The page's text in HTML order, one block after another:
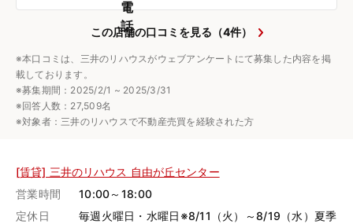
この店舗の口コミを見る（4件）
※本口コミは、三井のリハウスがウェブアンケートにて募集した内容を掲
載しております。
※募集期間：2025/2/1 ~ 2025/3/31
※回答人数：27,509名
※対象者：三井のリハウスで不動産売買を経験された方
[賃貸] 三井のリハウス 自由が丘センター
営業時間
10:00～18:00
定休日
毎週火曜日・水曜日※8/11（火）～8/19（水）夏季